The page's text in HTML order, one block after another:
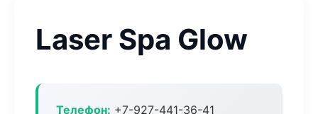
Laser Spa Glow
Телефон: +7-927-441-36-41